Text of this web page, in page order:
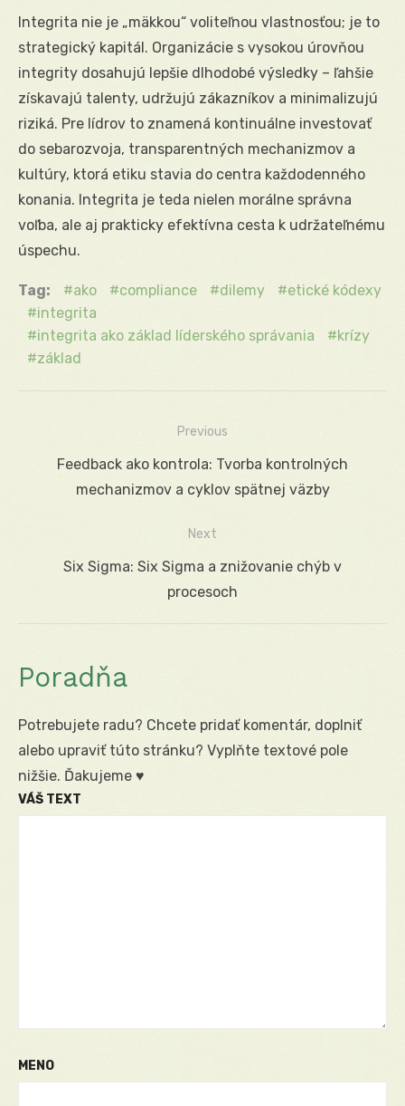
Integrita nie je „mäkkou“ voliteľnou vlastnosťou; je to
strategický kapitál. Organizácie s vysokou úrovňou
integrity dosahujú lepšie dlhodobé výsledky – ľahšie
získavajú talenty, udržujú zákazníkov a minimalizujú
riziká. Pre lídrov to znamená kontinuálne investovať
do sebarozvoja, transparentných mechanizmov a
kultúry, ktorá etiku stavia do centra každodenného
konania. Integrita je teda nielen morálne správna
voľba, ale aj prakticky efektívna cesta k udržateľnému
úspechu.
Tag: ako compliance dilemy
etické kódexy
integrita
integrita ako základ líderského správania
krízy
základ
Navigácia
Previous
Previous
Feedback ako kontrola: Tvorba kontrolných
mechanizmov a cyklov spätnej väzby
Next
Six Sigma: Six Sigma a znižovanie chýb v
procesoch
Poradňa
Potrebujete radu? Chcete pridať komentár, doplniť
alebo upraviť túto stránku? Vyplňte textové pole
nižšie. Ďakujeme ♥
VÁŠ TEXT
MENO